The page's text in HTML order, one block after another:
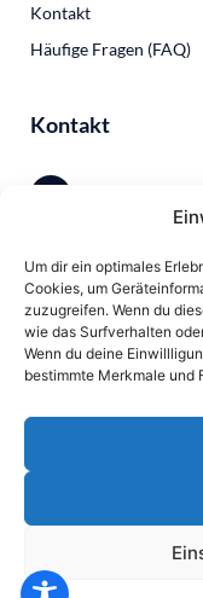
Um dir ein optimales
Cookies, um
zuzugreifen. Wenn du
wie das Surfverhalten
Wenn du deine
bestimmte Merkmale
Kontakt
Häufige Fragen (FAQ)
Kontakt
andree.linker@text-
Hellingstraße 21,